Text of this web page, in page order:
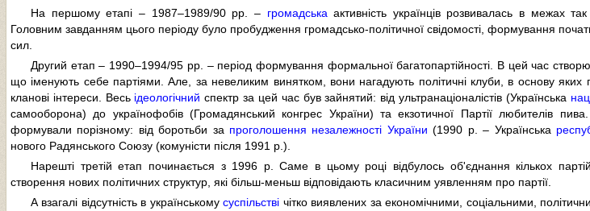
На першому етапі – 1987–1989/90 рр. – громадська активність українців розвивалась в межах
Головним завданням цього періоду було пробудження громадсько-політичної свідомості, формування
сил.
Другий етап – 1990–1994/95 рр. – період формування формальної багатопартійності. В цей час
що іменують себе партіями. Але, за невеликим винятком, вони нагадують політичні клуби, в основу яких
кланові інтереси. Весь ідеологічний спектр за цей час був зайнятий: від ультранаціоналістів (Українська
самооборона) до українофобів (Громадянський конгрес України) та екзотичної Партії любителів пива.
формували порізному: від боротьби за проголошення незалежності України (1990 р. – Українська
нового Радянського Союзу (комуністи після 1991 р.).
Нарешті третій етап починається з 1996 р. Саме в цьому році відбулось об'єднання кількох
створення нових політичних структур, які більш-меньш відповідають класичним уявленням про партії.
А взагалі відсутність в українськомусуспільстві чітко виявлених за економічними, соціальними,